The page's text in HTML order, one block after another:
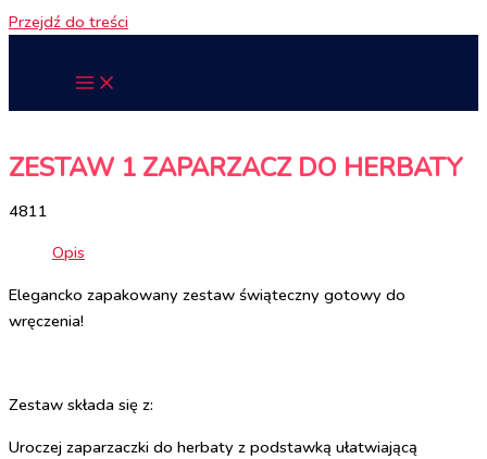
Przejdź do treści
ZESTAW 1 ZAPARZACZ DO HERBATY
4811
Opis
Elegancko zapakowany zestaw świąteczny gotowy do
wręczenia!
Zestaw składa się z:
Uroczej zaparzaczki do herbaty z podstawką ułatwiającą